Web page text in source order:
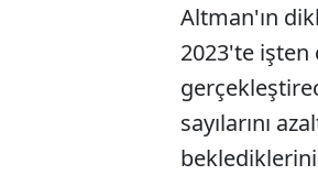
Altman'ın
2023'te işten
sayılarını